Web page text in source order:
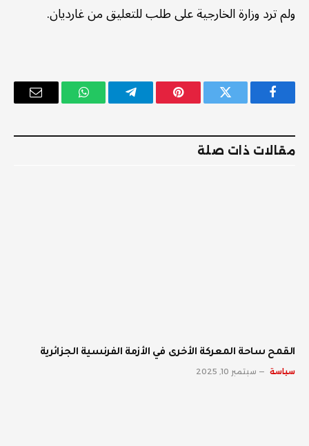
ولم ترد وزارة الخارجية على طلب للتعليق من غارديان.
فيسبوك تويتر بينتيريستتيلقرام واتساب
البريد
مقالات ذات صلة
القمح ساحة المعركة الأخرى في الأزمة الفرنسية الجزائرية
سياسة سبتمبر 10, 2025